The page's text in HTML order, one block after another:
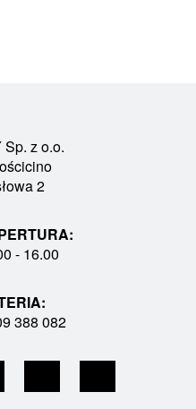
z o.o.
2
- 16.00
388 082